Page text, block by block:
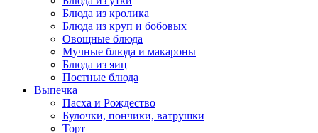
Блюда из кролика
Блюда из круп и бобовых
Овощные блюда
Мучные блюда и макароны
Блюда из яиц
Постные блюда
Выпечка
Пасха и Рождество
Булочки, пончики, ватрушки
Торт